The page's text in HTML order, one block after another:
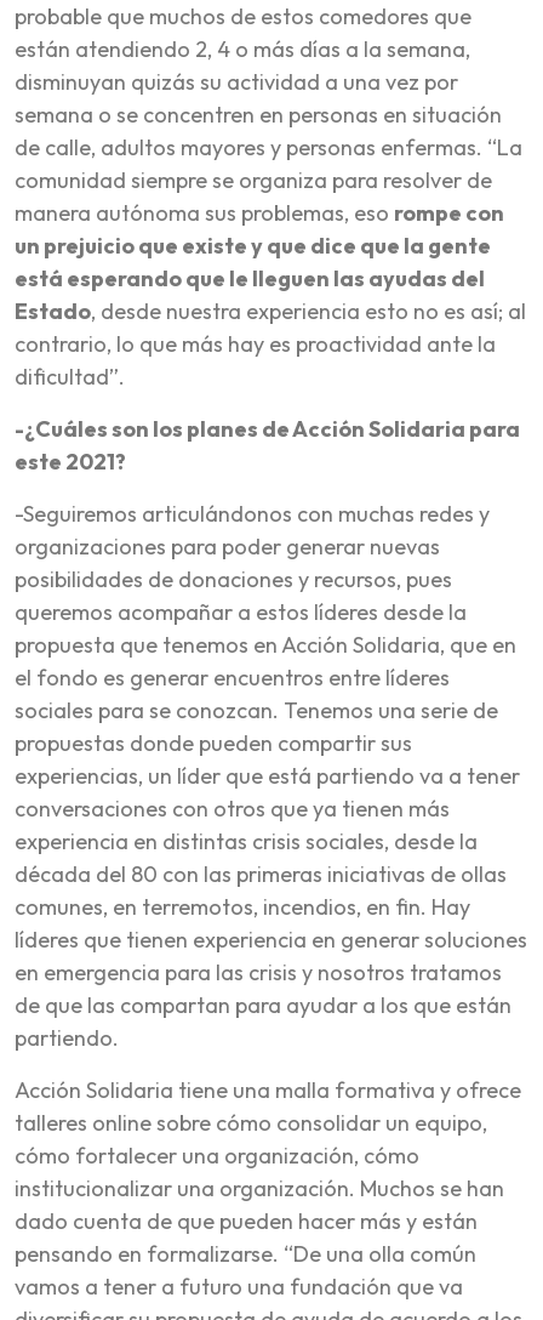
probable que muchos de estos comedores que
están atendiendo 2, 4 o más días a la semana,
disminuyan quizás su actividad a una vez por
semana o se concentren en personas en situación
de calle, adultos mayores y personas enfermas. “La
comunidad siempre se organiza para resolver de
manera autónoma sus problemas, eso rompe con
un prejuicio que existe y que dice que la gente
está esperando que le lleguen las ayudas del
Estado, desde nuestra experiencia esto no es así; al
contrario, lo que más hay es proactividad ante la
dificultad”.
-¿Cuáles son los planes de Acción Solidaria para
este 2021?
-Seguiremos articulándonos con muchas redes y
organizaciones para poder generar nuevas
posibilidades de donaciones y recursos, pues
queremos acompañar a estos líderes desde la
propuesta que tenemos en Acción Solidaria, que en
el fondo es generar encuentros entre líderes
sociales para se conozcan. Tenemos una serie de
propuestas donde pueden compartir sus
experiencias, un líder que está partiendo va a tener
conversaciones con otros que ya tienen más
experiencia en distintas crisis sociales, desde la
década del 80 con las primeras iniciativas de ollas
comunes, en terremotos, incendios, en fin. Hay
líderes que tienen experiencia en generar soluciones
en emergencia para las crisis y nosotros tratamos
de que las compartan para ayudar a los que están
partiendo.
Acción Solidaria tiene una malla formativa y ofrece
talleres online sobre cómo consolidar un equipo,
cómo fortalecer una organización, cómo
institucionalizar una organización. Muchos se han
dado cuenta de que pueden hacer más y están
pensando en formalizarse. “De una olla común
vamos a tener a futuro una fundación que va